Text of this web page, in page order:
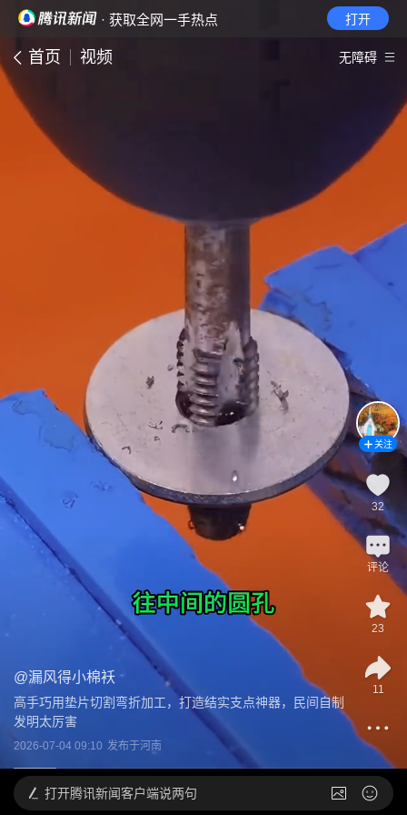
· 获取全网一手热点 打开
首页 视频 无障碍
@漏风得小棉袄
高手巧用垫片切割弯折加工，打造结实支点神器，民间自制
发明太厉害
2026-07-04 09:10 发布于河南
关注
32
评论
23
11
打开腾讯新闻客户端说两句